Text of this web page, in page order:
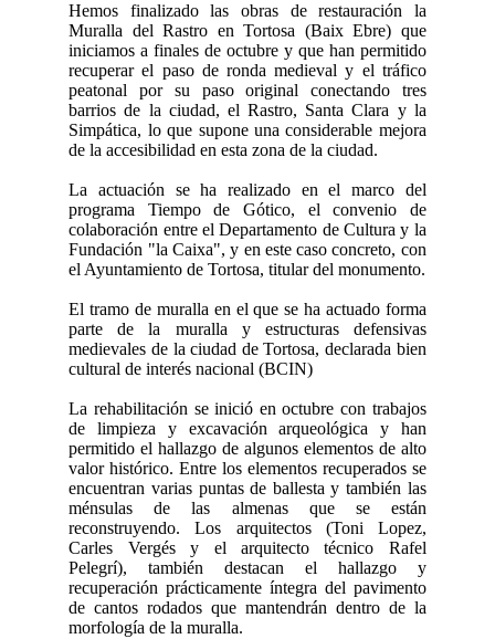
Hemos finalizado las obras de restauración la
Muralla del Rastro en Tortosa (Baix Ebre) que
iniciamos a finales de octubre y que han permitido
recuperar el paso de ronda medieval y el tráfico
peatonal por su paso original conectando tres
barrios de la ciudad, el Rastro, Santa Clara y la
Simpática, lo que supone una considerable mejora
de la accesibilidad en esta zona de la ciudad.
La actuación se ha realizado en el marco del
programa Tiempo de Gótico, el convenio de
colaboración entre el Departamento de Cultura y la
Fundación "la Caixa", y en este caso concreto, con
el Ayuntamiento de Tortosa, titular del monumento.
El tramo de muralla en el que se ha actuado forma
parte de la muralla y estructuras defensivas
medievales de la ciudad de Tortosa, declarada bien
cultural de interés nacional (BCIN)
La rehabilitación se inició en octubre con trabajos
de limpieza y excavación arqueológica y han
permitido el hallazgo de algunos elementos de alto
valor histórico. Entre los elementos recuperados se
encuentran varias puntas de ballesta y también las
ménsulas de las almenas que se están
reconstruyendo. Los arquitectos (Toni Lopez,
Carles Vergés y el arquitecto técnico Rafel
Pelegrí), también destacan el hallazgo y
recuperación prácticamente íntegra del pavimento
de cantos rodados que mantendrán dentro de la
morfología de la muralla.